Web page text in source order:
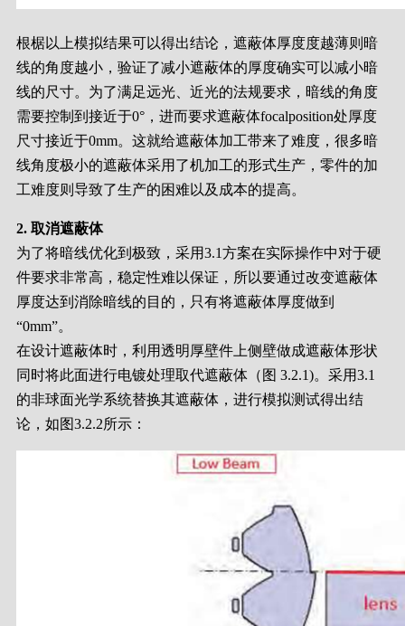
根椐以上模拟结果可以得出结论，遮蔽体厚度度越薄则暗
线的角度越小，验证了减小遮蔽体的厚度确实可以减小暗
线的尺寸。为了满足远光、近光的法规要求，暗线的角度
需要控制到接近于0°，进而要求遮蔽体focalposition处厚度
尺寸接近于0mm。这就给遮蔽体加工带来了难度，很多暗
线角度极小的遮蔽体采用了机加工的形式生产，零件的加
工难度则导致了生产的困难以及成本的提高。
2. 取消遮蔽体
为了将暗线优化到极致，采用3.1方案在实际操作中对于硬
件要求非常高，稳定性难以保证，所以要通过改变遮蔽体
厚度达到消除暗线的目的，只有将遮蔽体厚度做到
“0mm”。
在设计遮蔽体时，利用透明厚壁件上侧壁做成遮蔽体形状
同时将此面进行电镀处理取代遮蔽体（图 3.2.1)。采用3.1
的非球面光学系统替换其遮蔽体，进行模拟测试得出结
论，如图3.2.2所示：